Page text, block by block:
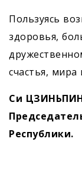
Пользуясь
здоровья,
счастья,
Си
Республики.